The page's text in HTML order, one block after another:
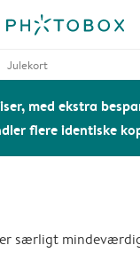
Julekort
med ekstra
flere identiske
særligt